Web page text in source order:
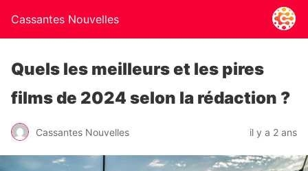
Cassantes Nouvelles
Quels les meilleurs et les pires
films de 2024 selon la rédaction ?
Cassantes Nouvelles il y a 2 ans